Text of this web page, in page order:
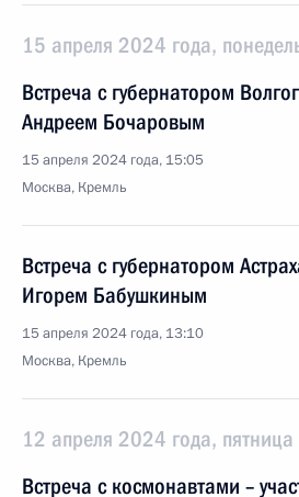
15 апреля 2024 года,
Встреча с губернатором
Андреем Бочаровым
15 апреля 2024 года, 15:05
Москва, Кремль
Встреча с губернатором
Игорем Бабушкиным
15 апреля 2024 года, 13:10
Москва, Кремль
12 апреля 2024 года, пятница
Встреча с космонавтами –